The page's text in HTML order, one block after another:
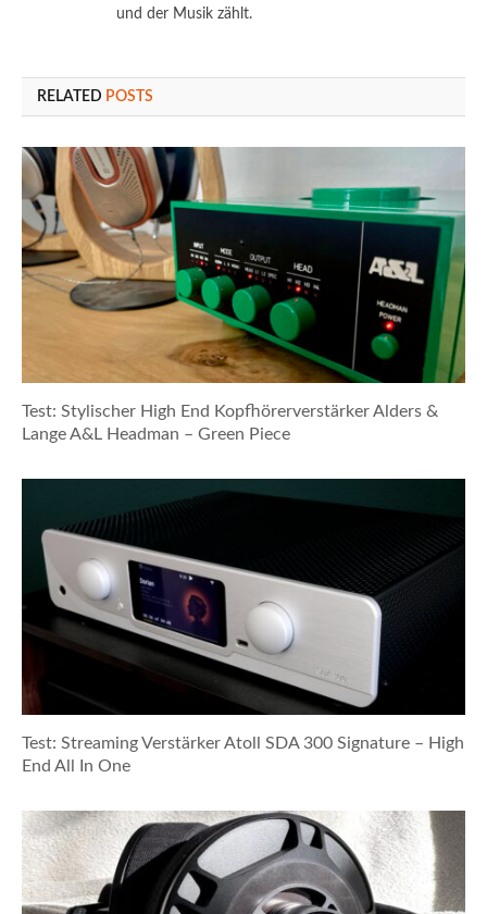
und der Musik zählt.
RELATED POSTS
Test: Stylischer High End Kopfhörerverstärker Alders &
Lange A&L Headman – Green Piece
Test: Streaming Verstärker Atoll SDA 300 Signature – High
End All In One